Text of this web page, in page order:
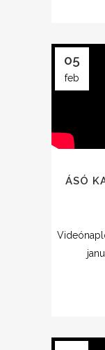
05
feb
ÁSÓ